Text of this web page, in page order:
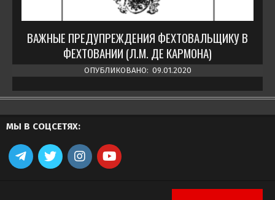
ВАЖНЫЕ ПРЕДУПРЕЖДЕНИЯ ФЕХТОВАЛЬЩИКУ В
ФЕХТОВАНИИ (Л.М. ДЕ КАРМОНА)
ОПУБЛИКОВАНО: 09.01.2020
МЫ В СОЦСЕТЯХ: